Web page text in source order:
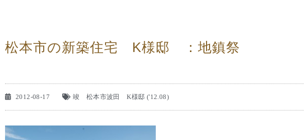
松本市の新築住宅 K様邸 ：地鎮祭
2012-08-17 竣 松本市波田 K様邸 ('12.08)